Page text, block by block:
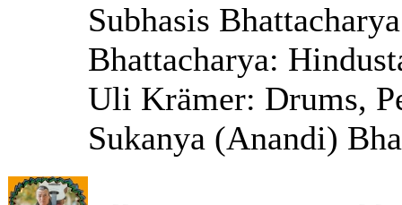
Subhasis
Bhattacharya:
Uli Krämer: Drums,
Sukanya (Anandi)